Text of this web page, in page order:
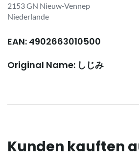
2153 GN Nieuw-Vennep
Niederlande
EAN: 4902663010500
Original Name: しじみ
Kunden kauften